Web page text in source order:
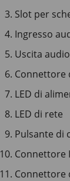
Slot per
Ingresso
Uscita audio
Connettore
LED di
LED di rete
Pulsante di
Connettore
Connettore